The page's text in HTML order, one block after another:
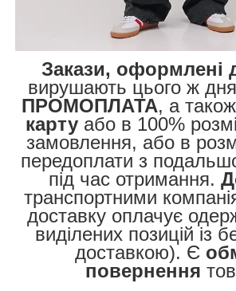
Закази, оформлені
вирушають цього ж
ПРОМОПЛАТА, а також
карту або в 100%
замовлення, або в
передоплати з
під час отримання.
транспортними
доставку оплачує
виділених позицій із
доставкою). Є
повернення